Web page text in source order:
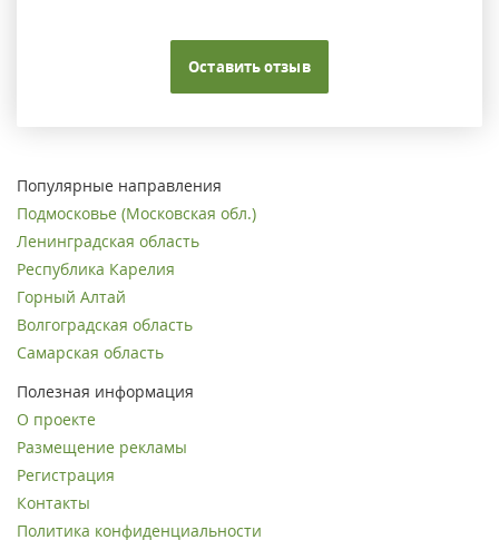
Оставить отзыв
Популярные направления
Подмосковье (Московская обл.)
Ленинградская область
Республика Карелия
Горный Алтай
Волгоградская область
Самарская область
Полезная информация
О проекте
Размещение рекламы
Регистрация
Контакты
Политика конфиденциальности